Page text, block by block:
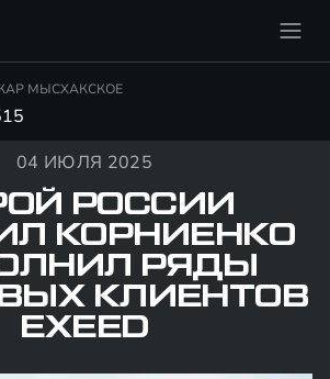
МЫСХАКСКОЕ
04 ИЮЛЯ 2025
РОССИИ
КОРНИЕНКО
РЯДЫ
КЛИЕНТОВ
EXEED